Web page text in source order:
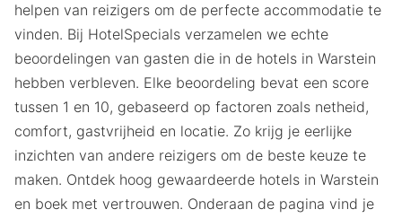
helpen van reizigers om de perfecte accommodatie te
vinden. Bij HotelSpecials verzamelen we echte
beoordelingen van gasten die in de hotels in Warstein
hebben verbleven. Elke beoordeling bevat een score
tussen 1 en 10, gebaseerd op factoren zoals netheid,
comfort, gastvrijheid en locatie. Zo krijg je eerlijke
inzichten van andere reizigers om de beste keuze te
maken. Ontdek hoog gewaardeerde hotels in Warstein
en boek met vertrouwen. Onderaan de pagina vind je